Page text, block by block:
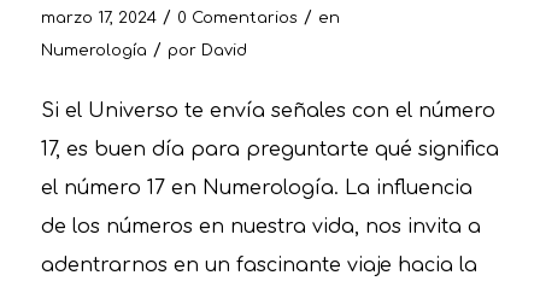
marzo 17, 2024 / 0 Comentarios / en
Numerología / por David
Si el Universo te envía señales con el número
17, es buen día para preguntarte qué significa
el número 17 en Numerología. La influencia
de los números en nuestra vida, nos invita a
adentrarnos en un fascinante viaje hacia la